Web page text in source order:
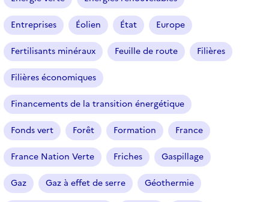
Entreprises Éolien État Europe
Fertilisants minéraux Feuille de route Filières
Filières économiques
Financements de la transition énergétique
Fonds vert Forêt Formation France
France Nation Verte Friches Gaspillage
Gaz Gaz à effet de serre Géothermie